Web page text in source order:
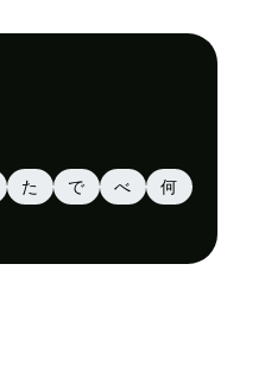
た で べ
何